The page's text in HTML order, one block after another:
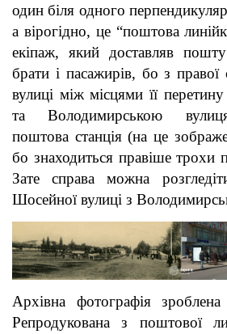
один біля одного
а вірогідно, це “поштова
екіпаж, який доставляв
брати і пасажирів, бо з
вулиці між місцями її
та Володимирською
поштова станція (на це
бо знаходиться правіше трохи
Зате справа можна
Шосейної вулиці з
Архівна фотографія
Репродукована з поштової